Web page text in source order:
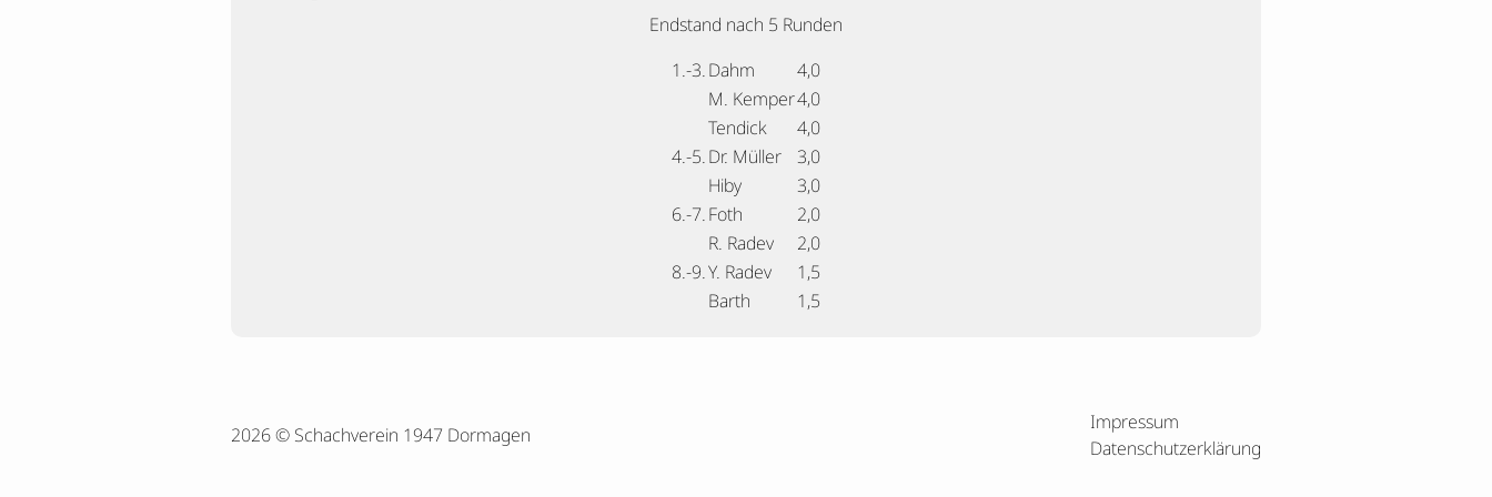
Endstand nach 5 Runden
1.-3.Dahm
4,0
M. Kemper4,0
Tendick
4,0
4.-5.Dr. Müller
3,0
Hiby
3,0
6.-7.Foth
2,0
R. Radev
2,0
8.-9.Y. Radev
1,5
Barth
1,5
2026 © Schachverein 1947 Dormagen
Impressum
Datenschutzerklärung